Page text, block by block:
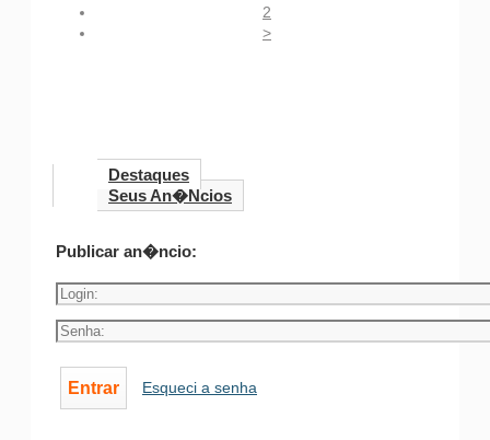
2
>
Destaques
Seus An�ncios
Publicar an�ncio:
Esqueci a senha